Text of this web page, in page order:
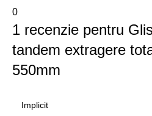
0
1 recenzie pentru
tandem extragere
550mm